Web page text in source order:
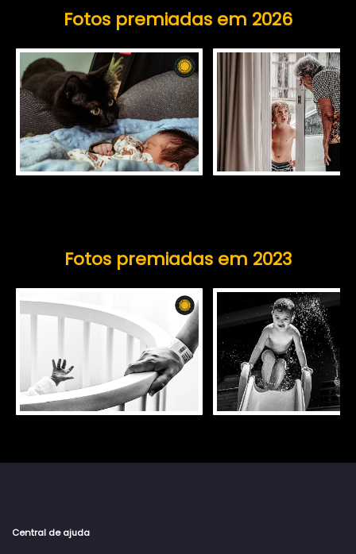
Fotos premiadas em 2026
Fotos premiadas em 2023
Central de ajuda